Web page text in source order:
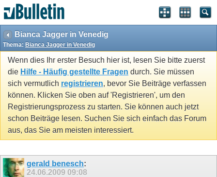
Bianca Jagger in Venedig
Thema: Bianca Jagger in Venedig
Wenn dies Ihr erster Besuch hier ist, lesen Sie bitte zuerst
die Hilfe - Häufig gestellte Fragen durch. Sie müssen
sich vermutlich registrieren, bevor Sie Beiträge verfassen
können. Klicken Sie oben auf 'Registrieren', um den
Registrierungsprozess zu starten. Sie können auch jetzt
schon Beiträge lesen. Suchen Sie sich einfach das Forum
aus, das Sie am meisten interessiert.
gerald benesch:
24.06.2009 09:08